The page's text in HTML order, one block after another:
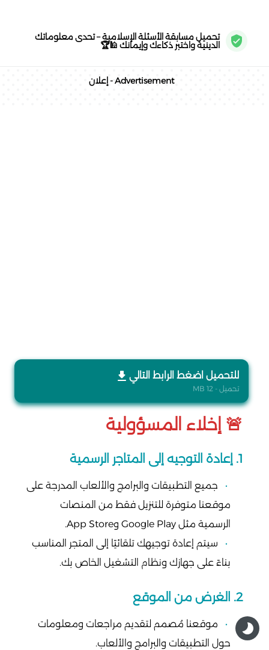
تحميل مسابقة الأسئلة الإسلامية – تحدى معلوماتك
الدينية واختبر ذكاءك وإيمانك 🕌🏆
Advertisement - إعلان
للتحميل اضغط الرابط التالي
تحميل - 12 MB
🚨 إخلاء المسؤولية
1. إعادة التوجيه إلى المتاجر الرسمية
جميع التطبيقات والبرامج والألعاب المدرجة على
موقعنا متوفرة للتنزيل فقط من المنصات
الرسمية مثل Google Play وApp Store.
سيتم إعادة توجيهك تلقائيًا إلى المتجر المناسب
بناءً على جهازك ونظام التشغيل الخاص بك.
2. الغرض من الموقع
موقعنا مُصمم لتقديم مراجعات ومعلومات
حول التطبيقات والبرامج والألعاب.